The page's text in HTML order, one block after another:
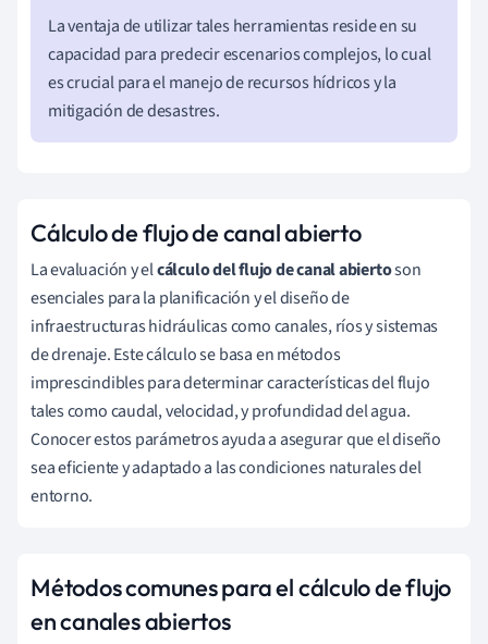
La ventaja de utilizar tales herramientas reside en su
capacidad para predecir escenarios complejos, lo cual
es crucial para el manejo de recursos hídricos y la
mitigación de desastres.
Cálculo de flujo de canal abierto
La evaluación y elcálculo del flujo de canal abiertoson
esenciales para la planificación y el diseño de
infraestructuras hidráulicas como canales, ríos y sistemas
de drenaje. Este cálculo se basa en métodos
imprescindibles para determinar características del flujo
tales como caudal, velocidad, y profundidad del agua.
Conocer estos parámetros ayuda a asegurar que el diseño
sea eficiente y adaptado a las condiciones naturales del
entorno.
Métodos comunes para el cálculo de flujo
en canales abiertos